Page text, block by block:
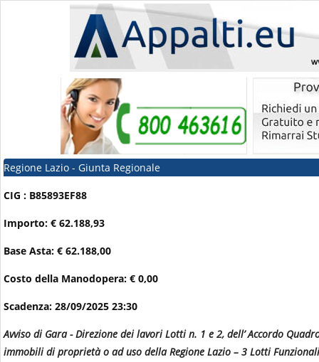
Regione Lazio - Giunta Regionale
CIG : B85893EF88
Importo: € 62.188,93
Base Asta: € 62.188,00
Costo della Manodopera: € 0,00
Scadenza: 28/09/2025 23:30
Avviso di Gara - Direzione dei lavori Lotti n. 1 e 2, dell’ Accordo
immobili di proprietà o ad uso della Regione Lazio – 3 Lotti Funzionali